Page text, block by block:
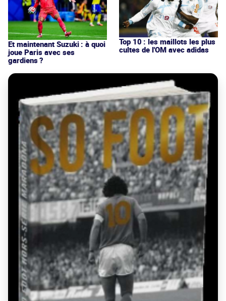
Et maintenant Suzuki : à quoi
joue Paris avec ses
gardiens ?
Top 10 : les maillots les plus
cultes de l'OM avec adidas